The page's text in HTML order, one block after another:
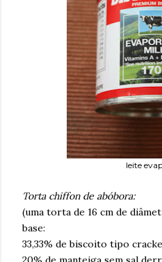
leite
Torta chiffon de abóbora:
(uma torta de 16 cm de
base:
33,33% de biscoito tipo